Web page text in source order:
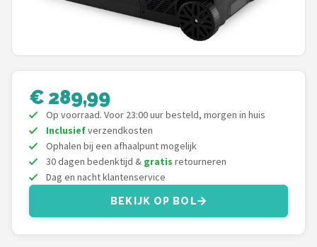
NOMAD
Gimeg
Campingaz
Quechua
€ 289,99
Op voorraad. Voor 23:00 uur besteld, morgen in huis
Inclusiefverzendkosten
Ophalen bij een afhaalpunt mogelijk
30 dagen bedenktijd & gratis retourneren
Dag en nacht klantenservice
BEKIJK OP BOL